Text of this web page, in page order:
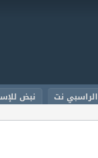
الراسبي نت نبض